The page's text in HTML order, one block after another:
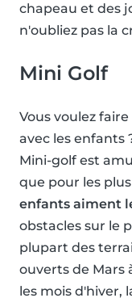
chapeau et des
n'oubliez pas la
Mini Golf
Vous voulez
avec les enfants
Mini-golf est
que pour les
enfants aiment
obstacles sur le
plupart des
ouverts de Mars
les mois d'hiver,